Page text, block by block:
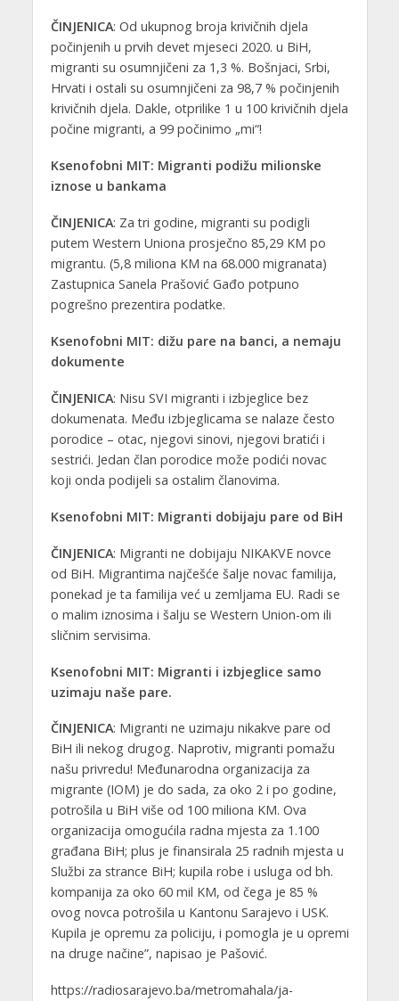
ČINJENICA: Od ukupnog broja krivičnih djela
počinjenih u prvih devet mjeseci 2020. u BiH,
migranti su osumnjičeni za 1,3 %. Bošnjaci, Srbi,
Hrvati i ostali su osumnjičeni za 98,7 % počinjenih
krivičnih djela. Dakle, otprilike 1 u 100 krivičnih djela
počine migranti, a 99 počinimo „mi“!
Ksenofobni MIT: Migranti podižu milionske
iznose u bankama
ČINJENICA: Za tri godine, migranti su podigli
putem Western Uniona prosječno 85,29 KM po
migrantu. (5,8 miliona KM na 68.000 migranata)
Zastupnica Sanela Prašović Gađo potpuno
pogrešno prezentira podatke.
Ksenofobni MIT: dižu pare na banci, a nemaju
dokumente
ČINJENICA: Nisu SVI migranti i izbjeglice bez
dokumenata. Među izbjeglicama se nalaze često
porodice – otac, njegovi sinovi, njegovi bratići i
sestrići. Jedan član porodice može podići novac
koji onda podijeli sa ostalim članovima.
Ksenofobni MIT: Migranti dobijaju pare od BiH
ČINJENICA: Migranti ne dobijaju NIKAKVE novce
od BiH. Migrantima najčešće šalje novac familija,
ponekad je ta familija već u zemljama EU. Radi se
o malim iznosima i šalju se Western Union-om ili
sličnim servisima.
Ksenofobni MIT: Migranti i izbjeglice samo
uzimaju naše pare.
ČINJENICA: Migranti ne uzimaju nikakve pare od
BiH ili nekog drugog. Naprotiv, migranti pomažu
našu privredu! Međunarodna organizacija za
migrante (IOM) je do sada, za oko 2 i po godine,
potrošila u BiH više od 100 miliona KM. Ova
organizacija omogućila radna mjesta za 1.100
građana BiH; plus je finansirala 25 radnih mjesta u
Službi za strance BiH; kupila robe i usluga od bh.
kompanija za oko 60 mil KM, od čega je 85 %
ovog novca potrošila u Kantonu Sarajevo i USK.
Kupila je opremu za policiju, i pomogla je u opremi
na druge načine”, napisao je Pašović.
https://radiosarajevo.ba/metromahala/ja-